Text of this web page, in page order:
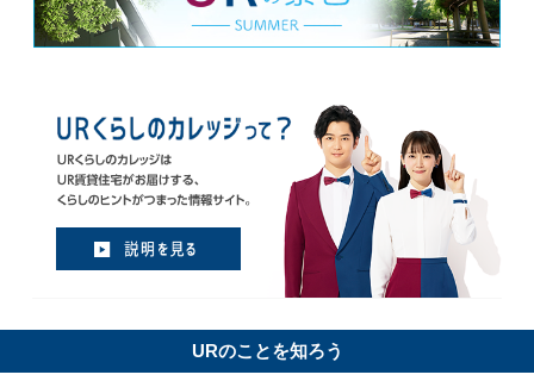
URのことを知ろう